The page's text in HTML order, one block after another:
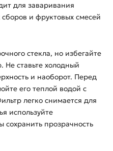
для заваривания
и фруктовых смесей
стекла, но избегайте
Не ставьте холодный
и наоборот. Перед
его теплой водой с
легко снимается для
используйте
сохранить прозрачность